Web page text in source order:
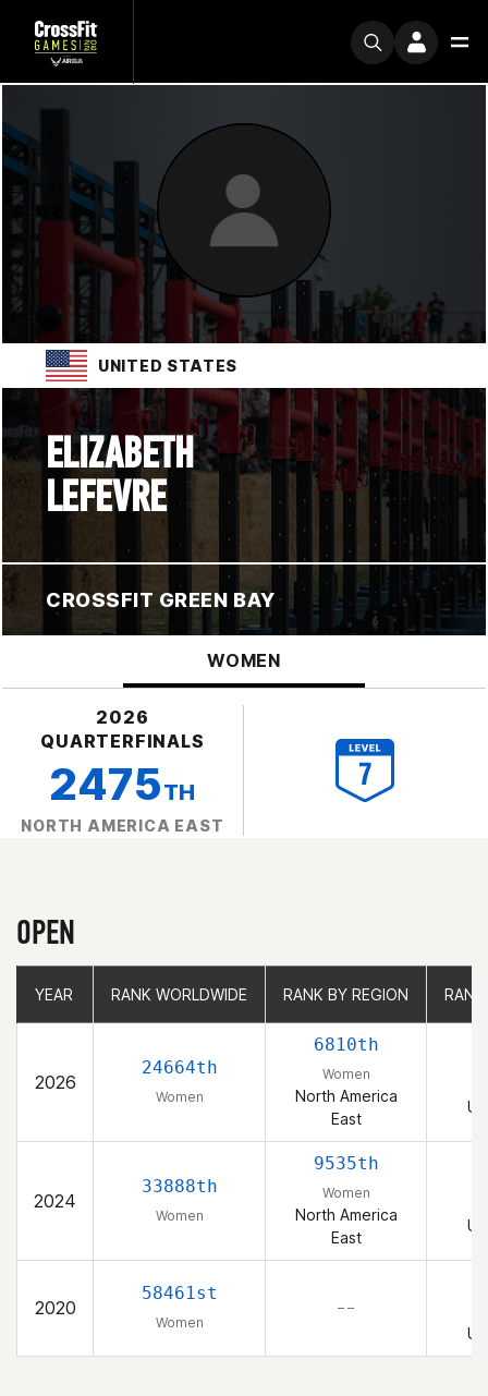
UNITED STATES
ELIZABETH
LEFEVRE
CROSSFIT GREEN BAY
WOMEN
2026
QUARTERFINALS
2475TH
NORTH AMERICA EAST
OPEN
YEAR RANK WORLDWIDE RANK BY REGION
2026
24664th
Women
6810th
Women
North America
East
2024
33888th
Women
9535th
Women
North America
East
2020
58461st
Women
– –
YEAR RANK WORLDWIDE RANK BY REGION